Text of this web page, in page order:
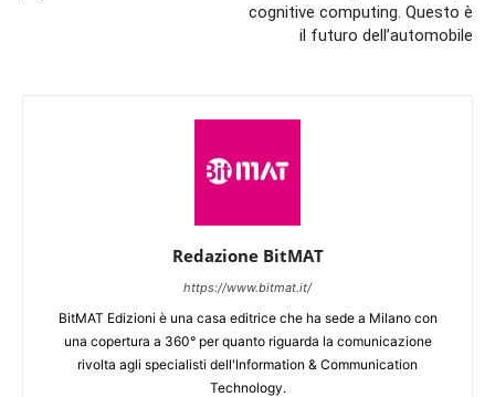
cognitive computing. Questo è
il futuro dell’automobile
Redazione BitMAT
https://www.bitmat.it/
BitMAT Edizioni è una casa editrice che ha sede a Milano con
una copertura a 360° per quanto riguarda la comunicazione
rivolta agli specialisti dell'lnformation & Communication
Technology.